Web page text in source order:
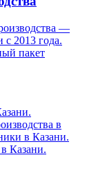
—
с 2013 года.
пакет
в
в Казани.
Казани.